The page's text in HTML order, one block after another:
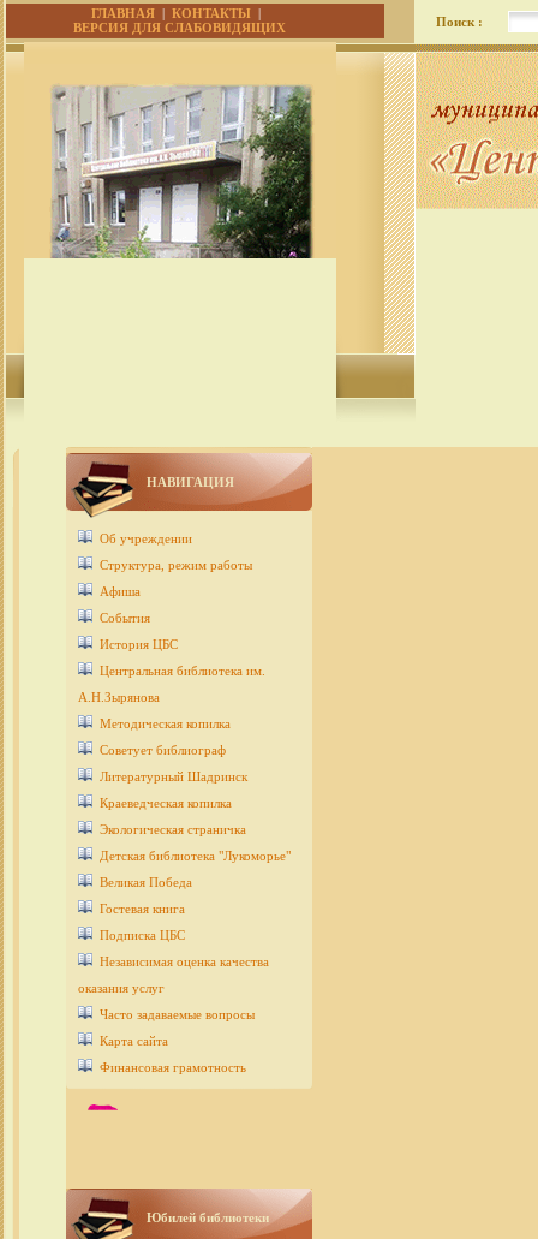
ГЛАВНАЯ |КОНТАКТЫ |
ВЕРСИЯ ДЛЯ СЛАБОВИДЯЩИХ
Поиск :
НАВИГАЦИЯ
Об учреждении
Структура, режим работы
Афиша
События
История ЦБС
Центральная библиотека им.
А.Н.Зырянова
Методическая копилка
Советует библиограф
Литературный Шадринск
Краеведческая копилка
Экологическая страничка
Детcкая библиотека "Лукоморье"
Великая Победа
Гостевая книга
Подписка ЦБС
Независимая оценка качества
оказания услуг
Часто задаваемые вопросы
Карта сайта
Финансовая грамотность
Юбилей библиотеки